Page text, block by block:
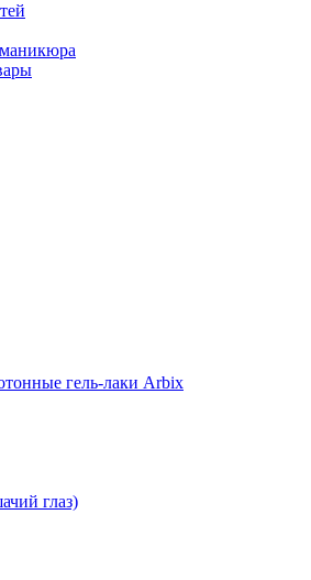
гель-лаки Arbix
глаз)